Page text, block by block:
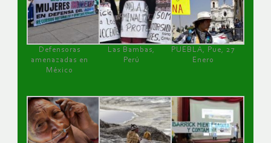
Defensoras
amenazadas en
México
Las Bambas,
Perú
PUEBLA, Pue, 27
Enero